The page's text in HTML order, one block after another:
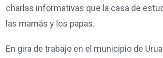
charlas informativas que la casa de
las mamás y los papas.
En gira de trabajo en el municipio de